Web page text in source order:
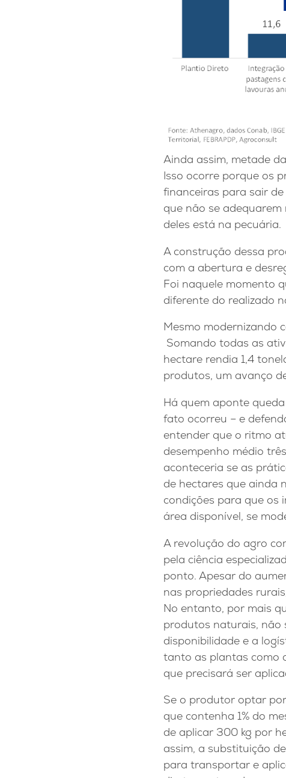
Ainda assim, metade
Isso ocorre porque os
financeiras para sair
que não se adequarem
deles está na pecuária.
A construção dessa
com a abertura e
Foi naquele momento
diferente do realizado
Mesmo modernizando
Somando todas as
hectare rendia 1,4
produtos, um avanço
Há quem aponte
fato ocorreu – e
entender que o ritmo
desempenho médio
aconteceria se as
de hectares que ainda
condições para que os
área disponível, se
A revolução do agro
pela ciência
ponto. Apesar do
nas propriedades
No entanto, por mais
produtos naturais, não
disponibilidade e a
tanto as plantas como
que precisará ser
Se o produtor optar
que contenha 1% do
de aplicar 300 kg por
assim, a substituição
para transportar e